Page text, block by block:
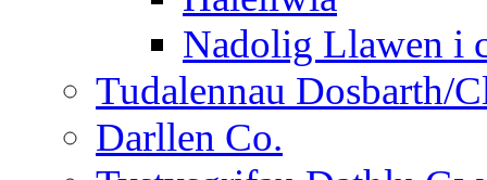
Nadolig Llawen i
Tudalennau Dosbarth/
Darllen Co.